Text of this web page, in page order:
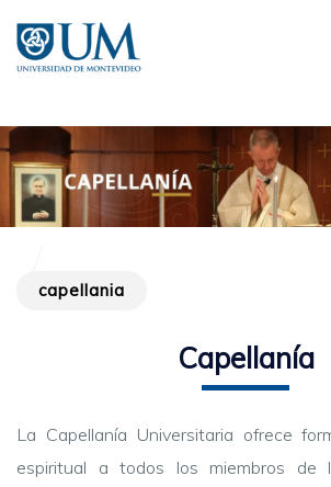
contenido
principal
capellania
Capellanía
La Capellanía Universitaria ofrece
espiritual a todos los miembros de